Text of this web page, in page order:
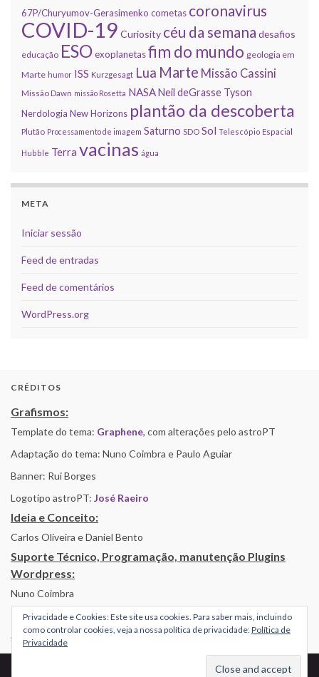
67P/Churyumov-Gerasimenko cometas coronavirus
COVID-19 Curiosity céu da semana desafios
educação ESOexoplanetasfim do mundo geologia em
Marte humor ISS Kurzgesagt Lua Marte Missão Cassini
Missão Dawn missão Rosetta NASANeil deGrasse Tyson
Nerdologia New Horizons plantão da descoberta
Plutão Processamento de imagem Saturno SDO Sol Telescópio Espacial
Hubble Terra vacinas água
META
Iniciar sessão
Feed de entradas
Feed de comentários
WordPress.org
CRÉDITOS
Grafismos:
Template do tema: Graphene, com alterações pelo astroPT
Adaptação do tema: Nuno Coimbra e Paulo Aguiar
Banner: Rui Borges
Logotipo astroPT: José Raeiro
Ideia e Conceito:
Carlos Oliveira e Daniel Bento
Suporte Técnico, Programação, manutenção Plugins
Wordpress:
Nuno Coimbra
Alojamento por Simbiose
Privacidade e Cookies: Este site usa cookies. Para saber mais, incluindo
como controlar cookies, veja a nossa política de privacidade:Política de
Privacidade